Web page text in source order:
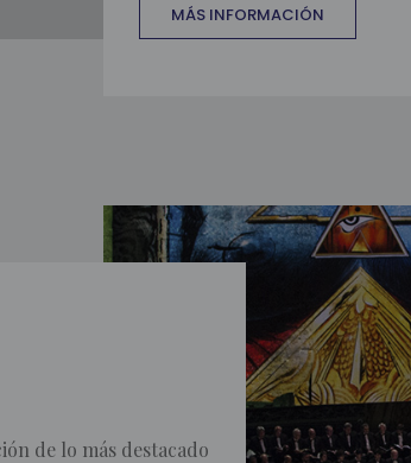
MÁS INFORMACIÓN
de lo más destacado